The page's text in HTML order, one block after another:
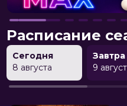
Расписание
Сегодня
8 августа
Завтра
9